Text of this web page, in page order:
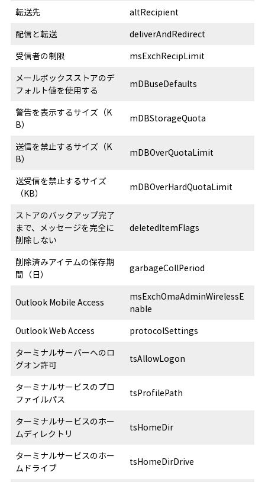
転送先
altRecipient
配信と転送
deliverAndRedirect
受信者の制限
msExchRecipLimit
メールボックスストアのデ
フォルト値を使用する
mDBuseDefaults
警告を表示するサイズ（K
B）
mDBStorageQuota
送信を禁止するサイズ（K
B）
mDBOverQuotaLimit
送受信を禁止するサイズ
（KB）
mDBOverHardQuotaLimit
ストアのバックアップ完了
まで、メッセージを完全に
削除しない
deletedItemFlags
削除済みアイテムの保存期
間（日）
garbageCollPeriod
Outlook Mobile Access
msExchOmaAdminWirelessE
nable
Outlook Web Access
protocolSettings
ターミナルサーバーへのロ
グオン許可
tsAllowLogon
ターミナルサービスのプロ
ファイルパス
tsProfilePath
ターミナルサービスのホー
ムディレクトリ
tsHomeDir
ターミナルサービスのホー
ムドライブ
tsHomeDirDrive